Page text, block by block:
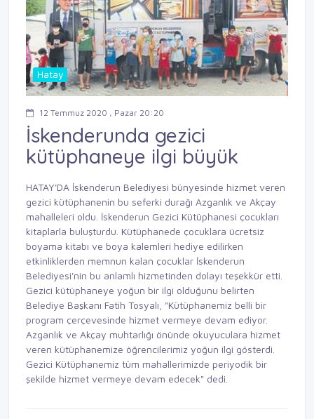
Hatay
12 Temmuz 2020 , Pazar 20:20
İskenderunda gezici
kütüphaneye ilgi büyük
HATAY'DA İskenderun Belediyesi bünyesinde hizmet veren
gezici kütüphanenin bu seferki durağı Azganlık ve Akçay
mahalleleri oldu. İskenderun Gezici Kütüphanesi çocukları
kitaplarla buluşturdu. Kütüphanede çocuklara ücretsiz
boyama kitabı ve boya kalemleri hediye edilirken
etkinliklerden memnun kalan çocuklar İskenderun
Belediyesi'nin bu anlamlı hizmetinden dolayı teşekkür etti.
Gezici kütüphaneye yoğun bir ilgi olduğunu belirten
Belediye Başkanı Fatih Tosyalı, "Kütüphanemiz belli bir
program çerçevesinde hizmet vermeye devam ediyor.
Azganlık ve Akçay muhtarlığı önünde okuyuculara hizmet
veren kütüphanemize öğrencilerimiz yoğun ilgi gösterdi.
Gezici Kütüphanemiz tüm mahallerimizde periyodik bir
şekilde hizmet vermeye devam edecek" dedi.